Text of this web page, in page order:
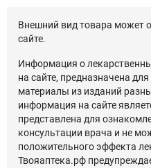
Внешний вид товара может
сайте.
Информация о
на сайте, предназначена
материалы из изданий
информация на сайте
представлена для
консультации врача и не
положительного эффекта
Твояаптека.рф